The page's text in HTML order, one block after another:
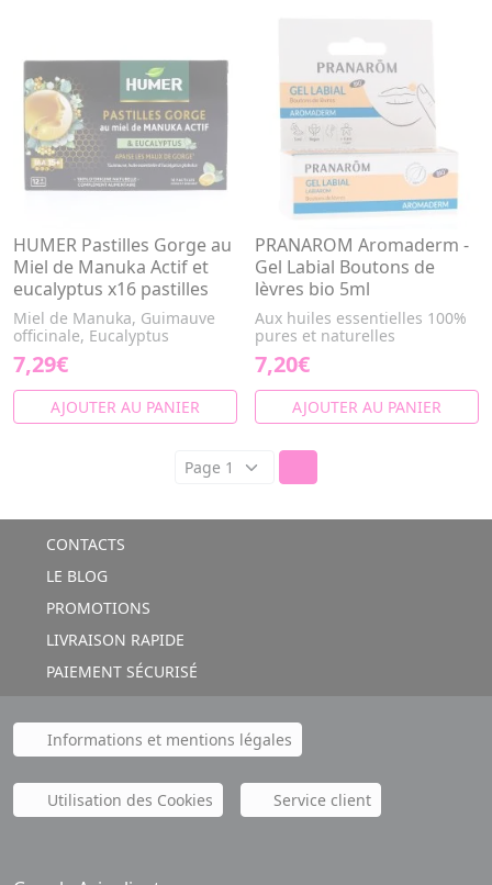
HUMER Pastilles Gorge au
Miel de Manuka Actif et
eucalyptus x16 pastilles
Miel de Manuka, Guimauve
officinale, Eucalyptus
7,29€
AJOUTER AU PANIER
PRANAROM Aromaderm -
Gel Labial Boutons de
lèvres bio 5ml
Aux huiles essentielles 100%
pures et naturelles
7,20€
AJOUTER AU PANIER
CONTACTS
LE BLOG
PROMOTIONS
LIVRAISON RAPIDE
PAIEMENT SÉCURISÉ
Informations et mentions légales
Utilisation des Cookies Service client